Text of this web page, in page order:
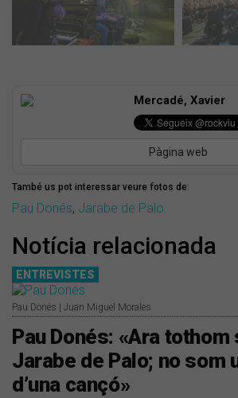
Mercadé, Xavier
Pàgina web
També us pot interessar veure fotos de:
Pau Donés, Jarabe de Palo
Notícia relacionada
ENTREVISTES
Pau Donés | Juan Miguel Morales
Pau Donés: «Ara tothom
Jarabe de Palo; no som
d’una cançó»